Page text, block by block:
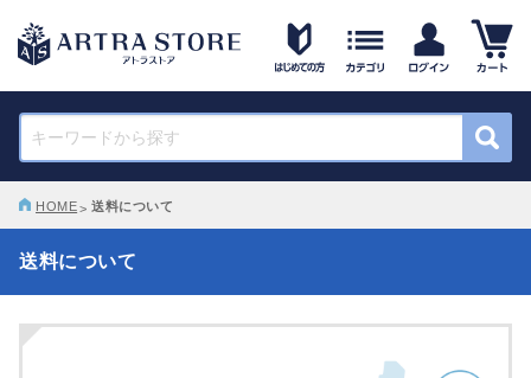
HOME 送料について
送料について